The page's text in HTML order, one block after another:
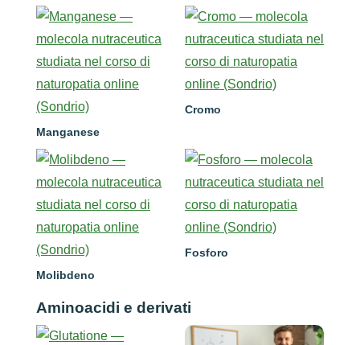
Manganese
Cromo
Molibdeno
Fosforo
Aminoacidi e derivati